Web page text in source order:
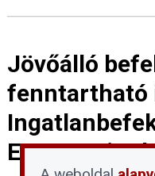
Jövőálló
fenntartható
Erre